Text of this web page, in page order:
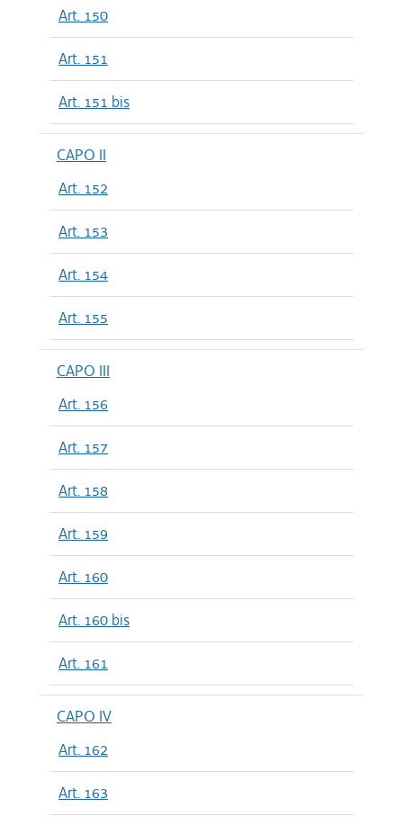
Art. 150
Art. 151
Art. 151 bis
CAPO II
Art. 152
Art. 153
Art. 154
Art. 155
CAPO III
Art. 156
Art. 157
Art. 158
Art. 159
Art. 160
Art. 160 bis
Art. 161
CAPO IV
Art. 162
Art. 163